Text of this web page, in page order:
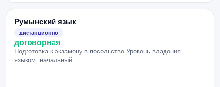
Румынский язык
дистанционно
договорная
Подготовка к экзамену в посольстве Уровень владения
языком: начальный